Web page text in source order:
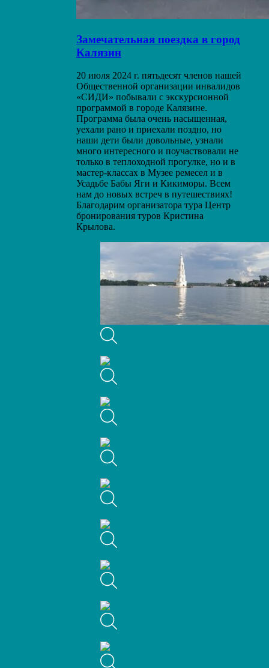
Замечательная поездка в город
Калязин
20 июля 2024 г. пятьдесят членов нашей
Общественной организации инвалидов
«СИДИ» побывали с экскурсионной
программой в городе Калязине.
Программа была очень насыщенная,
уехали рано и приехали поздно, но
наши дети были довольные, узнали
много интересного и поучаствовали не
только в теплоходной прогулке, но и в
мастер-классах в Музее ремесел и в
Усадьбе Бабы Яги и Кикиморы. Всем
нам до новых встреч в путешествиях!
Благодарим организатора тура Центр
бронирования туров Кристина
Крылова.